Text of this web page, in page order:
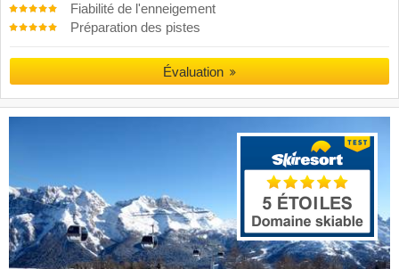
Fiabilité de l'enneigement
Préparation des pistes
Évaluation